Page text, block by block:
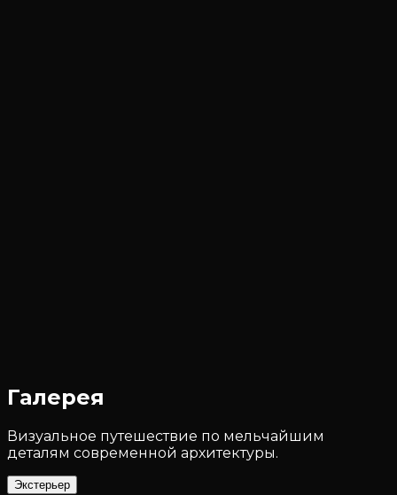
Галерея
Визуальное путешествие по мельчайшим
деталям современной архитектуры.
Экстерьер